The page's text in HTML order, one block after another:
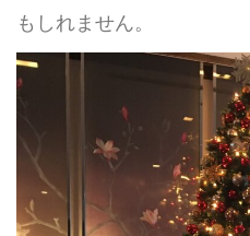
もしれません。